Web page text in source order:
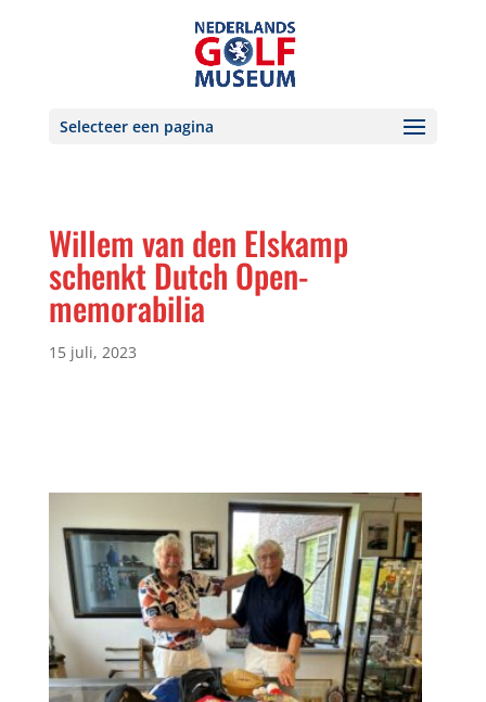
Selecteer een pagina
Willem van den Elskamp
schenkt Dutch Open-
memorabilia
15 juli, 2023